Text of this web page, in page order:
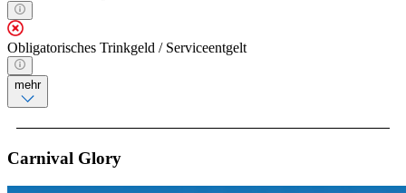
Obligatorisches Trinkgeld / Serviceentgelt
mehr
Carnival Glory